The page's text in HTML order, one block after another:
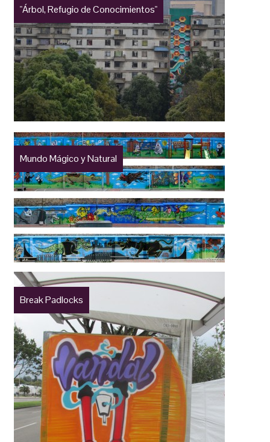
"Árbol, Refugio de Conocimientos"
Mundo Mágico y Natural
Break Padlocks